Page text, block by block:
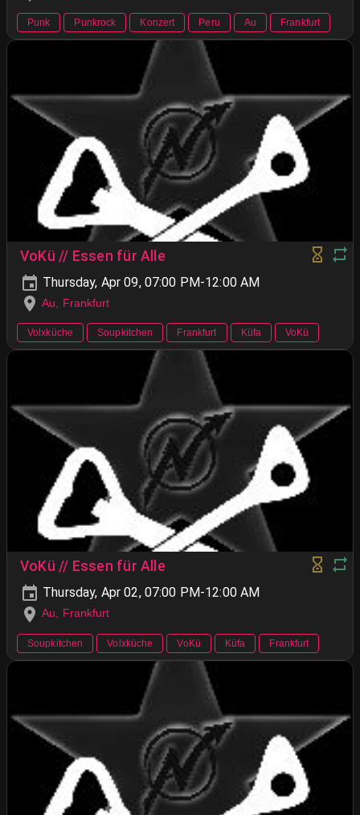
Punk Punkrock Konzert Peru Au Frankfurt
VoKü // Essen für Alle
Thursday, Apr 09, 07:00 PM-12:00 AM
Au, Frankfurt
Volxküche Soupkitchen Frankfurt Küfa VoKü
VoKü // Essen für Alle
Thursday, Apr 02, 07:00 PM-12:00 AM
Au, Frankfurt
Soupkitchen Volxküche VoKü Küfa Frankfurt